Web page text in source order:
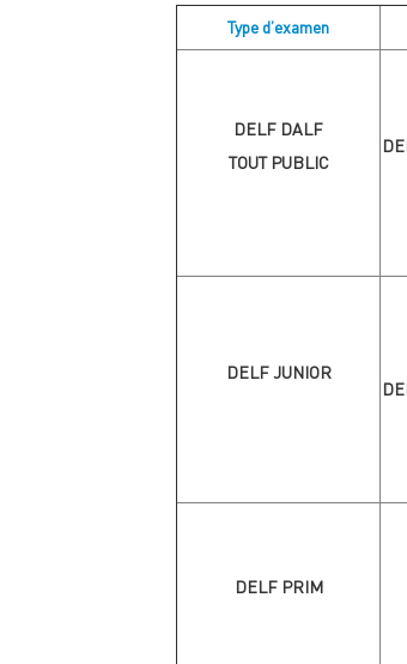
Type d’examen
DELF DALF
TOUT PUBLIC
DELF JUNIOR
DELF PRIM